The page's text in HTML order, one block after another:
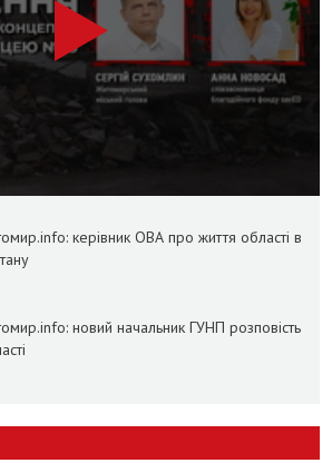
керівник ОВА про життя області в
новий начальник ГУНП розповість